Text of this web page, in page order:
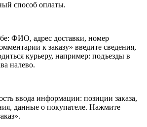
способ оплаты.
ФИО, адрес доставки, номер
к заказу» введите сведения,
курьеру, например: подъезды в
налево.
ввода информации: позиции заказа,
данные о покупателе. Нажмите